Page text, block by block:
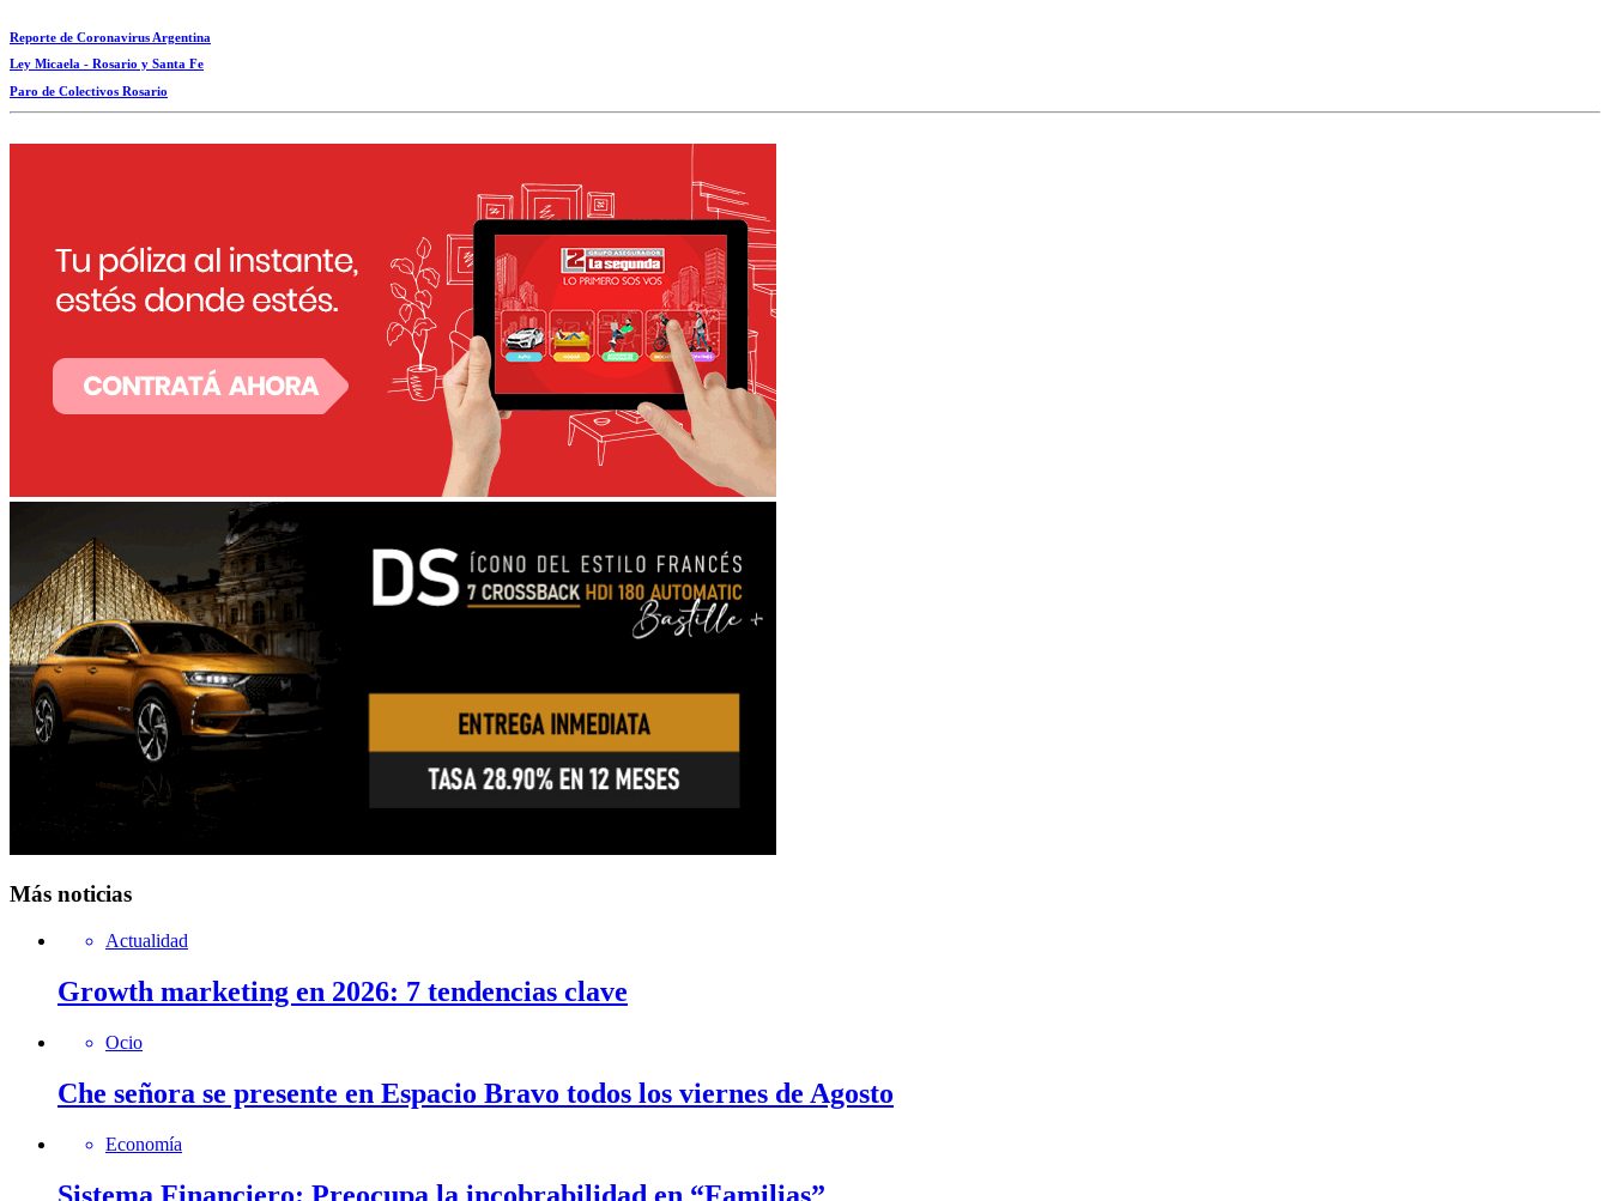
Reporte de Coronavirus Argentina
Ley Micaela - Rosario y Santa Fe
Paro de Colectivos Rosario
Más noticias
Actualidad
Growth marketing en 2026: 7 tendencias clave
Ocio
Che señora se presente en Espacio Bravo todos los viernes de Agosto
Economía
Sistema Financiero: Preocupa la incobrabilidad en “Familias”